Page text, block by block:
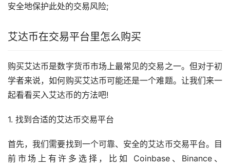
安全地保护此处的交易风险;
艾达币在交易平台里怎么购买
购买艾达币是数字货币市场 上最常见的交易之一。但对于初
学者来说，如何购买艾达币可能还是一个难题。让我们来一
起看看买入艾达币的方法吧!
1. 找到合适的艾达币交易平台
首先，我们需要找到一个可靠、安全的艾达币交易平台。目
前市场上有许多选择，比如 Coinbase、Binance、